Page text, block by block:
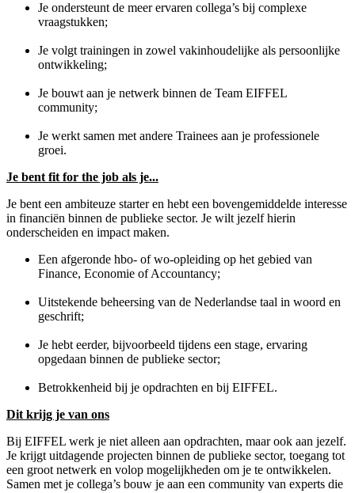
Je ondersteunt de meer ervaren collega’s bij complexe
vraagstukken;
Je volgt trainingen in zowel vakinhoudelijke als persoonlijke
ontwikkeling;
Je bouwt aan je netwerk binnen de Team EIFFEL
community;
Je werkt samen met andere Trainees aan je professionele
groei.
Je bent fit for the job als je...
Je bent een ambiteuze starter en hebt een bovengemiddelde interesse
in financiën binnen de publieke sector. Je wilt jezelf hierin
onderscheiden en impact maken.
Een afgeronde hbo- of wo-opleiding op het gebied van
Finance, Economie of Accountancy;
Uitstekende beheersing van de Nederlandse taal in woord en
geschrift;
Je hebt eerder, bijvoorbeeld tijdens een stage, ervaring
opgedaan binnen de publieke sector;
Betrokkenheid bij je opdrachten en bij EIFFEL.
Dit krijg je van ons
Bij EIFFEL werk je niet alleen aan opdrachten, maar ook aan jezelf.
Je krijgt uitdagende projecten binnen de publieke sector, toegang tot
een groot netwerk en volop mogelijkheden om je te ontwikkelen.
Samen met je collega’s bouw je aan een community van experts die